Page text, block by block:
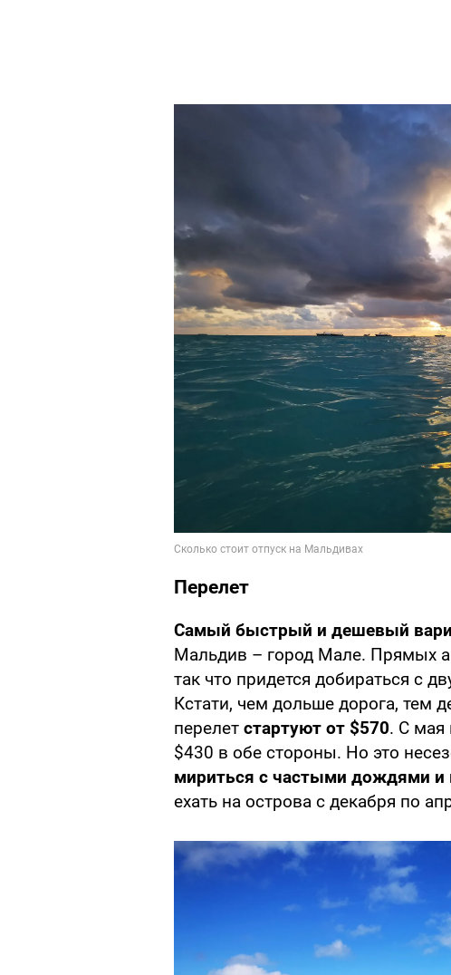
Перелет
Самый быстрый и дешевый
Мальдив – город Мале. Прямых
так что придется добираться с
Кстати, чем дольше дорога, тем
перелет стартуют от $570. С мая
$430 в обе стороны. Но это
мириться с частыми дождями и
ехать на острова с декабря по